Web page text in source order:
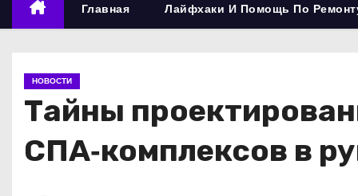
с
Главная Лайфхаки И Помощь По
НОВОСТИ
Тайны
СПА‑комплексов в